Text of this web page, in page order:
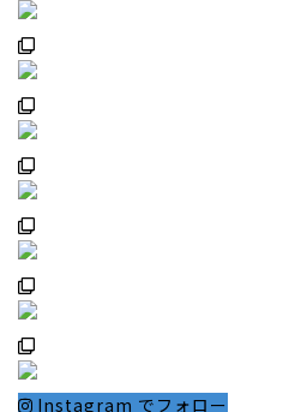
Instagram でフォロー